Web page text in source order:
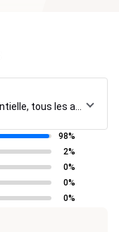
98%
2%
0%
0%
0%